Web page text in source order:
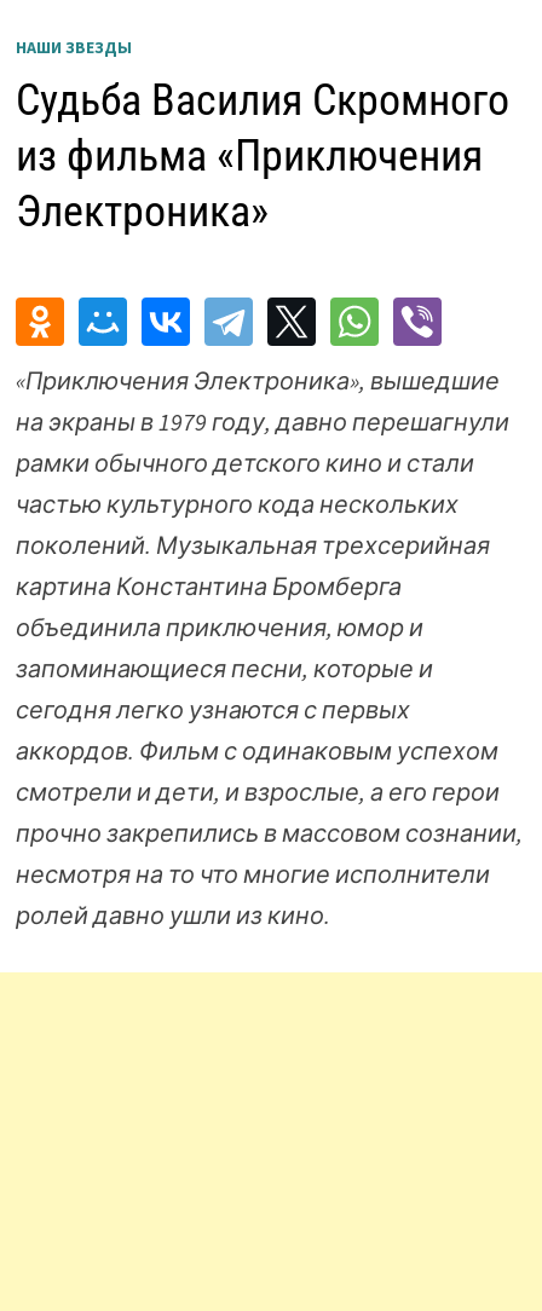
НАШИ ЗВЕЗДЫ
Судьба Василия Скромного
из фильма «Приключения
Электроника»
«Приключения Электроника», вышедшие
на экраны в 1979 году, давно перешагнули
рамки обычного детского кино и стали
частью культурного кода нескольких
поколений. Музыкальная трехсерийная
картина Константина Бромберга
объединила приключения, юмор и
запоминающиеся песни, которые и
сегодня легко узнаются с первых
аккордов. Фильм с одинаковым успехом
смотрели и дети, и взрослые, а его герои
прочно закрепились в массовом сознании,
несмотря на то что многие исполнители
ролей давно ушли из кино.